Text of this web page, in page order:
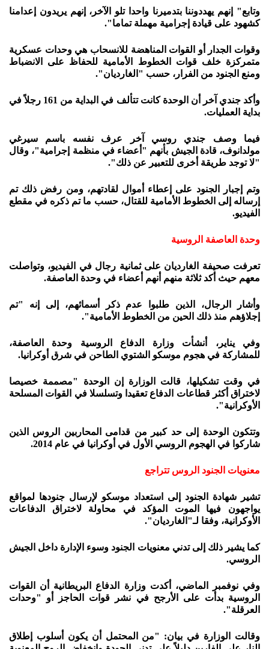
وتابع" إنهم يهددوننا بتدميرنا واحدا تلو الآخر، إنهم يريدون إعدامنا
كشهود على قيادة إجرامية مهملة تماما".
وقوات الجدار أو القوات المناهضة للانسحاب هي وحدات عسكرية
متمركزة خلف قوات الخطوط الأمامية للحفاظ على الانضباط
ومنع الجنود من الفرار، حسب "الغارديان".
وأكد جندي آخر أن الوحدة كانت تتألف في البداية من 161 رجلاً في
بداية العمليات.
فيما وصف جندي روسي آخر عرف نفسه باسم سيرغي
مولدانوف، قادة الجيش بأنهم "أعضاء في منظمة إجرامية"، وقال
"لا توجد طريقة أخرى للتعبير عن ذلك".
وتم إجبار الجنود على إعطاء أموال لقادتهم، ومن رفض ذلك تم
إرساله إلى الخطوط الأمامية للقتال، حسب ما تم ذكره في مقطع
الفيديو.
وحدة العاصفة الروسية
تعرفت صحيفة الغارديان على ثمانية رجال في الفيديو، وتواصلت
معهم حيث أكد ثلاثة منهم أنهم أعضاء في وحدة العاصفة.
وأشار الرجال، الذين طلبوا عدم ذكر أسمائهم، إلى إنه "تم
إجلاؤهم منذ ذلك الحين من الخطوط الأمامية".
وفي يناير، أنشأت وزارة الدفاع الروسية وحدة العاصفة،
للمشاركة في هجوم موسكو الشتوي الطاحن في شرق أوكرانيا.
في وقت تشكيلها، قالت الوزارة إن الوحدة "مصممة خصيصا
لاختراق أكثر قطاعات الدفاع تعقيدا وتسلسلا في القوات المسلحة
الأوكرانية".
وتتكون الوحدة إلى حد كبير من قدامى المحاربين الروس الذين
شاركوا في الهجوم الروسي الأول في أوكرانيا في عام 2014.
معنويات الجنود الروس تتراجع
تشير شهادة الجنود إلى استعداد موسكو لإرسال جنودها لمواقع
يواجهون فيها الموت المؤكد في محاولة لاختراق الدفاعات
الأوكرانية، وفقا لـ"الغارديان".
كما يشير ذلك إلى تدني معنويات الجنود وسوء الإدارة داخل الجيش
الروسي.
وفي نوفمبر الماضي، أكدت وزارة الدفاع البريطانية أن القوات
الروسية بدأت على الأرجح في نشر قوات الحاجز أو "وحدات
العرقلة".
وقالت الوزارة في بيان: "من المحتمل أن يكون أسلوب إطلاق